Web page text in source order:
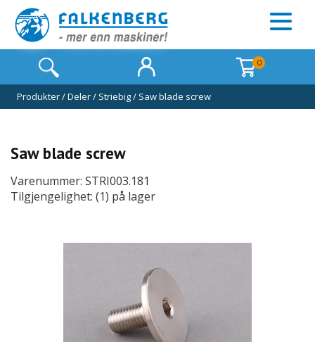
0
Produkter/Deler/ Striebig/ Saw blade screw
Saw blade screw
Varenummer: STRI003.181
Tilgjengelighet: (1) på lager